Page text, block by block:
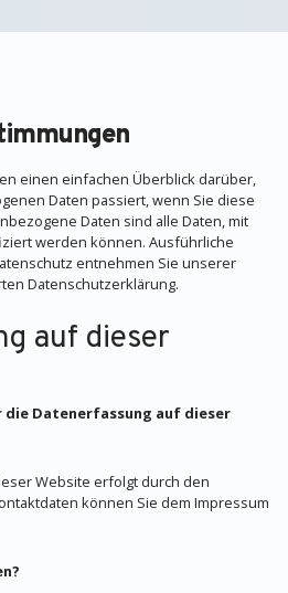
einen einfachen Überblick darüber,
Daten passiert, wenn Sie diese
Daten sind alle Daten, mit
werden können. Ausführliche
entnehmen Sie unserer
Datenschutzerklärung.
auf dieser
Datenerfassung auf dieser
Website erfolgt durch den
können Sie dem Impressum